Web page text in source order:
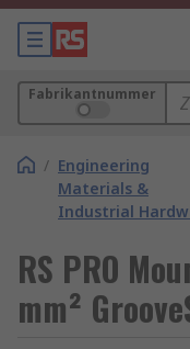
Fabrikantnummer
/ Engineering
Materials &
Industrial
RS PRO
mm²